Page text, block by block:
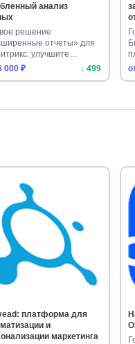
анализ
решение
отчеты» для
улучшите
сайта. У…
000 ₽ ↓ 499
платформа для
и
маркетинга